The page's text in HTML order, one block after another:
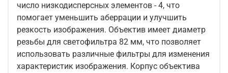
число низкодисперсных элементов - 4, что
помогает уменьшить аберрации и улучшить
резкость изображения. Объектив имеет диаметр
резьбы для светофильтра 82 мм, что позволяет
использовать различные фильтры для изменения
характеристик изображения. Корпус объектива